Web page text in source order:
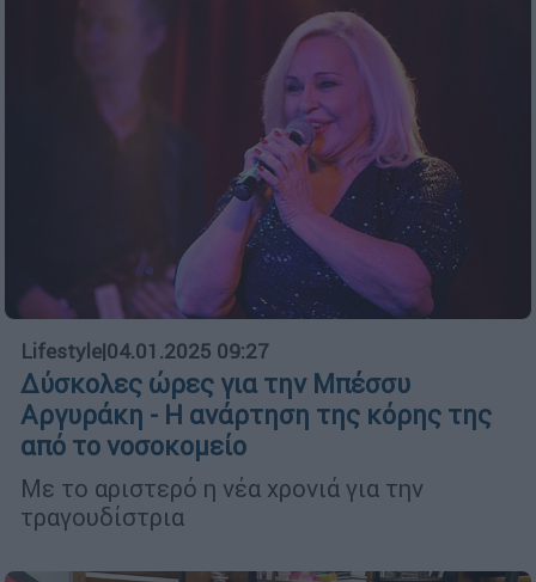
Lifestyle|04.01.2025 09:27
Δύσκολες ώρες για την Μπέσσυ
Αργυράκη - Η ανάρτηση της κόρης της
από το νοσοκομείο
Με το αριστερό η νέα χρονιά για την
τραγουδίστρια